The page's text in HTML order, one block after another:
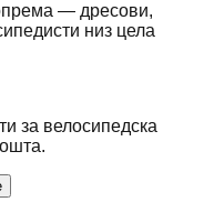
— дресови,
низ цела
за велосипедска